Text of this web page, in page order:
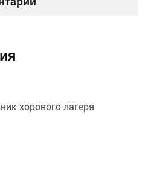
хорового лагеря